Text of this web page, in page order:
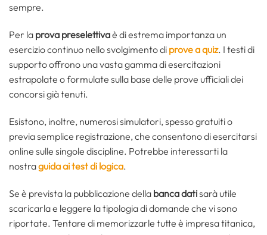
sempre.
Per la prova preselettivaè di estrema importanza un
esercizio continuo nello svolgimento di prove a quiz. I testi di
supporto offrono una vasta gamma di esercitazioni
estrapolate o formulate sulla base delle prove ufficiali dei
concorsi già tenuti.
Esistono, inoltre, numerosi simulatori, spesso gratuiti o
previa semplice registrazione, che consentono di esercitarsi
online sulle singole discipline. Potrebbe interessarti la
nostraguida ai test di logica.
Se è prevista la pubblicazione della banca datisarà utile
scaricarla e leggere la tipologia di domande che vi sono
riportate. Tentare di memorizzarle tutte è impresa titanica,